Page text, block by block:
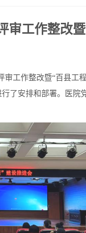
审工作整改
工作整改暨“百县工
了安排和部署。医